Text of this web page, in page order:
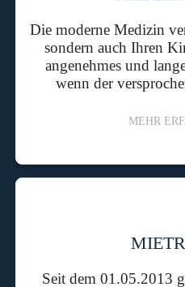
Die moderne Medizin
sondern auch Ihren
angenehmes und
wenn der
MEHR
Seit dem 01.05.2013